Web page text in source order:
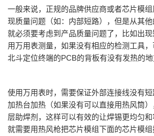
一般来说，正规的品牌供应商或者芯片模
现质量问题（如：内部短路），但是从其他
就必须要考虑到产品质量问题了，比如出
用万用表测量，如果没有相应的检测工具
北斗定位终端的PCB的背板有没有发热的地
使用万用表时，需要保证外部连接线没有
加热台加热（如果没有可以直接用热风筒
层助焊剂，这样可以有效的让焊锡更均匀
就需要用热风枪把芯片模组下面的芯片模